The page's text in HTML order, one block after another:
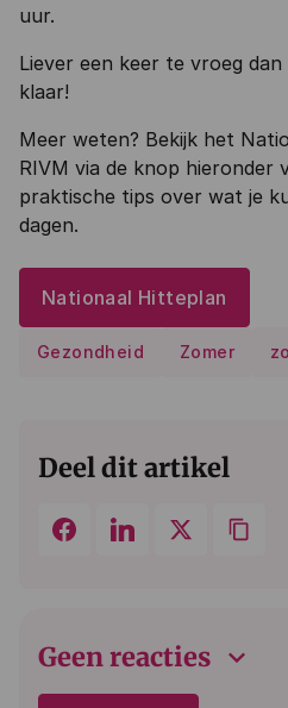
uur.
Liever een keer te vroeg
klaar!
Meer weten? Bekijk het
RIVM via de knop hieronder
praktische tips over wat je
dagen.
Nationaal Hitteplan
Gezondheid Zomer
Deel dit artikel
Geen reacties keyboard_arrow_down